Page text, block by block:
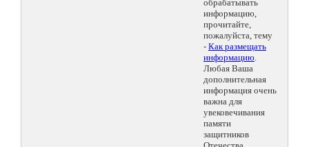
обрабатывать
информацию,
прочитайте,
пожалуйста, тему
- Как размещать
информацию.
Любая Ваша
дополнительная
информация очень
важна для
увековечивания
памяти
защитников